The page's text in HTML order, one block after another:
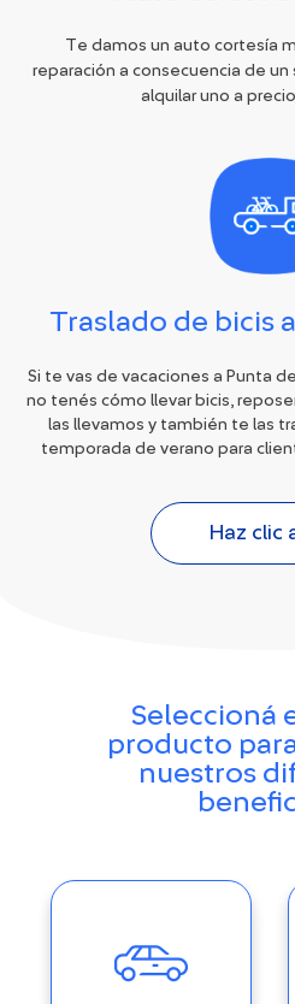
Te damos un auto cortesía
reparación a consecuencia de
alquilar uno a
Traslado de bicis
Si te vas de vacaciones a Punta
no tenés cómo llevar bicis,
las llevamos y también te las
temporada de verano para
Haz clic
Seleccioná
producto
nuestros